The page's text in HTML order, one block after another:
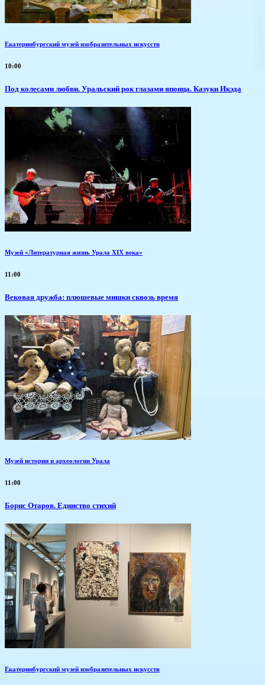
Екатеринбургский музей изобразительных искусств
10:00
Под колесами любви. Уральский рок глазами японца. Казуки Икэда
Музей «Литературная жизнь Урала XIX века»
11:00
Вековая дружба: плюшевые мишки сквозь время
Музей истории и археологии Урала
11:00
Борис Отаров. Единство стихий
Екатеринбургский музей изобразительных искусств